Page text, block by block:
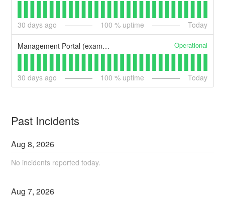
30 days ago 100 % uptime Today
Management Portal (example) Operational
30 days ago 100 % uptime Today
Past Incidents
Aug8,2026
No incidents reported today.
Aug7,2026